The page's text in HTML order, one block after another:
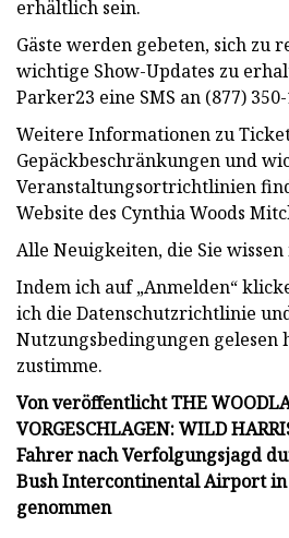
erhältlich sein.
Gäste werden gebeten, sich zu
wichtige Show-Updates zu
Parker23 eine SMS an (877)
Weitere Informationen zu
Gepäckbeschränkungen und
Veranstaltungsortrichtlinien
Website des Cynthia Woods
Alle Neuigkeiten, die Sie wissen
Indem ich auf „Anmelden“
ich die Datenschutzrichtlinie
Nutzungsbedingungen gelesen
zustimme.
Von veröffentlicht THE
VORGESCHLAGEN: WILD
Fahrer nach Verfolgungsjagd
Bush Intercontinental Airport in
genommen